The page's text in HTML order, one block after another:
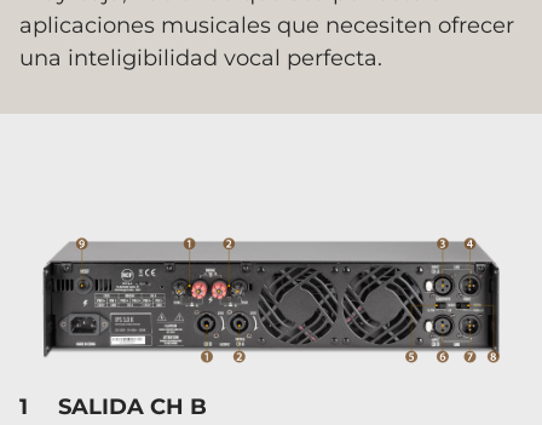
aplicaciones musicales que necesiten ofrecer
una inteligibilidad vocal perfecta.
1 SALIDA CH B